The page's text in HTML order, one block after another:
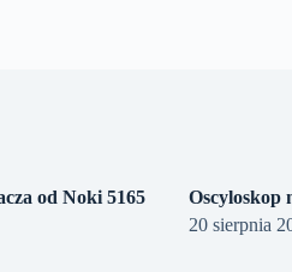
od Noki 5165
Oscyloskop
20 sierpnia